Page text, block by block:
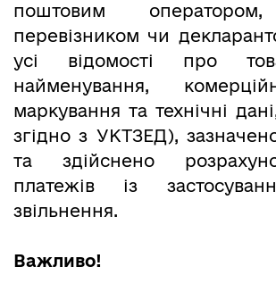
поштовим
перевізником чи
усі відомості про
найменування,
маркування та технічні
згідно з УКТЗЕД),
та здійснено
платежів із
звільнення.
Важливо!